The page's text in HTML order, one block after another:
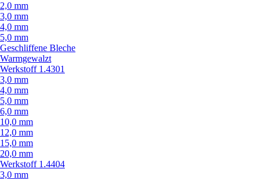
2,0 mm
3,0 mm
4,0 mm
5,0 mm
Geschliffene Bleche
Warmgewalzt
Werkstoff 1.4301
3,0 mm
4,0 mm
5,0 mm
6,0 mm
10,0 mm
12,0 mm
15,0 mm
20,0 mm
Werkstoff 1.4404
3,0 mm